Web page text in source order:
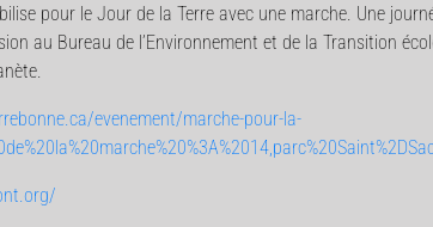
pour le Jour de la Terre avec une marche. Une
au Bureau de l’Environnement et de la Transition
evenement/marche-pour-la-